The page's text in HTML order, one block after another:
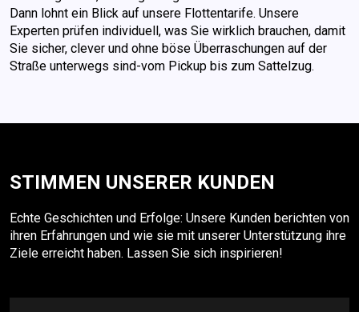
Dann lohnt ein Blick auf unsere Flottentarife. Unsere
Experten prüfen individuell, was Sie wirklich brauchen, damit
Sie sicher, clever und ohne böse Überraschungen auf der
Straße unterwegs sind-vom Pickup bis zum Sattelzug.
STIMMEN UNSERER KUNDEN
Echte Geschichten und Erfolge: Unsere Kunden berichten von
ihren Erfahrungen und wie sie mit unserer Unterstützung ihre
Ziele erreicht haben. Lassen Sie sich inspirieren!